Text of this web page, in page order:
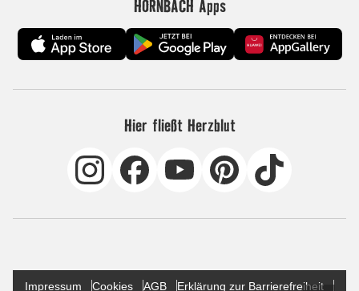
HORNBACH Apps
Hier fließt Herzblut
Impressum Cookies AGB Erklärung zur Barrierefreiheit